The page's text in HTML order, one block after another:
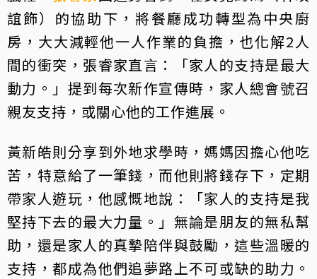
誼飾）的協助下，將餐廳成功轉型為中央廚
房，大大減輕他一人作業的負擔，也化解2人
間的衝突，張睿家直言：「家人的支持是最大
動力。」提到每次新作宣傳時，家人總會號召
親友支持，或關心他的工作進展。
黃新皓則分享到外地求學時，媽媽因擔心他吃
苦，特意給了一筆錢，而他則將錢存下，定期
帶家人遊玩，他感慨地說：「家人的支持是我
堅持下去的最大力量。」無論是朋友的無私幫
助，還是家人的真摯陪伴與鼓勵，這些溫暖的
支持，都成為他們追夢路上不可或缺的助力。